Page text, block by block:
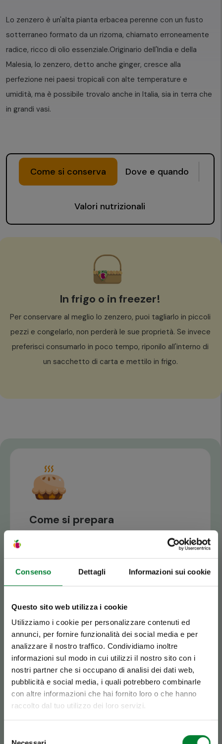
Consenso Dettagli Informazioni sui cookie
Questo sito web utilizza i cookie
Utilizziamo i cookie per personalizzare contenuti ed
annunci, per fornire funzionalità dei social media e per
analizzare il nostro traffico. Condividiamo inoltre
informazioni sul modo in cui utilizzi il nostro sito con i
nostri partner che si occupano di analisi dei dati web,
pubblicità e social media, i quali potrebbero combinarle
con altre informazioni che hai fornito loro o che hanno
raccolto dal tuo utilizzo dei loro servizi.
Lo zenzero è un'alta pianta erbacea perenne con un fusto
sotterraneo formato da un rizoma, chiamato erroneamente
radice, ricco di olio essenziale.Originario dell'India e della
Malesia, lo zenzero, detto anche ginger, cresce alla
perfezione nei paesi tropicali con alte temperature e
umidità, ma è possibile trovalo anche in Italia, sia in terra che
in grandi vasi.
Come si conserva Dove e quando
Valori nutrizionali
In frigo o in freezer!
Per conservare al meglio lo zenzero, puoi tagliarlo in piccoli
pezzi e congelarlo, non perderà le sue proprietà. Se invece
preferisci consumarlo in poco tempo, riponilo all'interno di
un sacchetto di carta e mettilo in frigo.
Come si prepara
Lo zenzero è una spezia davvero versatile. Con
il suo sapore leggermente piccante, è ottimo
come condimento tagliato o grattugiato su
piatti a base di carne, pesce e verdure. Ma si
può utilizzare anche in dolci e biscotti natalizi o
digestive.Per utilizzarlo, sbuccialo con un
prodotto possibile e affetta a piacere.
Se è Battaglio,
è HASSolutamente
inconfondibile.